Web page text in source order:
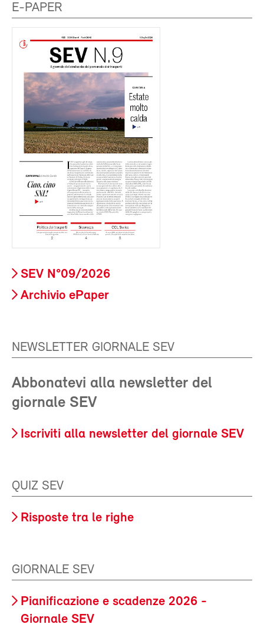
E-PAPER
SEV N°09/2026
Archivio ePaper
NEWSLETTER GIORNALE SEV
Abbonatevi alla newsletter del
giornale SEV
Iscriviti alla newsletter del giornale SEV
QUIZ SEV
Risposte tra le righe
GIORNALE SEV
Pianificazione e scadenze 2026 -
Giornale SEV